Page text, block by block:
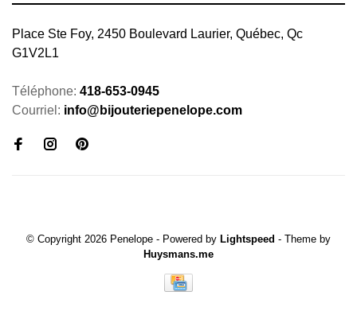
Place Ste Foy, 2450 Boulevard Laurier, Québec, Qc
G1V2L1
Téléphone: 418-653-0945
Courriel: info@bijouteriepenelope.com
© Copyright 2026 Penelope - Powered by Lightspeed - Theme by
Huysmans.me